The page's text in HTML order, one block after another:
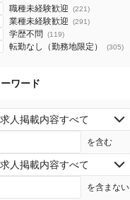
職種未経験歓迎 (221)
業種未経験歓迎 (291)
学歴不問 (119)
転勤なし（勤務地限定） (305)
ワード
求人掲載内容すべて
を含む
求人掲載内容すべて
を含まない